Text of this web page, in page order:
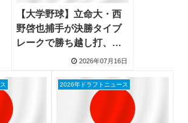
【大学野球】立命大・西
野啓也捕手が決勝タイブ
レークで勝ち越し打、大
学日本代表がWCBC初代
2026年07月16日
2026年ドラフトニュース